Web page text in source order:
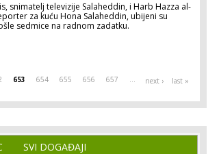
snimatelj televizije Salaheddin, i Harb Hazza al-
za kuću Hona Salaheddin, ubijeni su
sedmice na radnom zadatku.
653 654 655 656 657 … next › last »
SVI DOGAĐAJI